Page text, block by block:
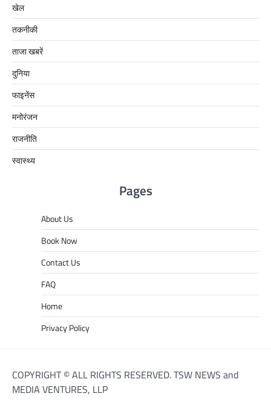
खेल
तकनीकी
ताजा खबरें
दुनिया
फाइनेंस
मनोरंजन
राजनीति
स्वास्थ्य
Pages
About Us
Book Now
Contact Us
FAQ
Home
Privacy Policy
COPYRIGHT © ALL RIGHTS RESERVED. TSW NEWS and
MEDIA VENTURES, LLP